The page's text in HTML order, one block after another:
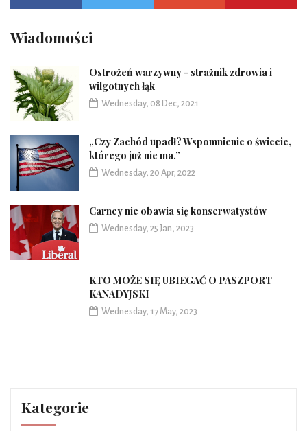
Wiadomości
Ostrożeń warzywny - strażnik zdrowia i
wilgotnych łąk
Wednesday, 08 Dec, 2021
„Czy Zachód upadł? Wspomnienie o świecie,
którego już nie ma.”
Wednesday, 20 Apr, 2022
Carney nie obawia się konserwatystów
Wednesday, 25 Jan, 2023
KTO MOŻE SIĘ UBIEGAĆ O PASZPORT
KANADYJSKI
Wednesday, 17 May, 2023
Kategorie